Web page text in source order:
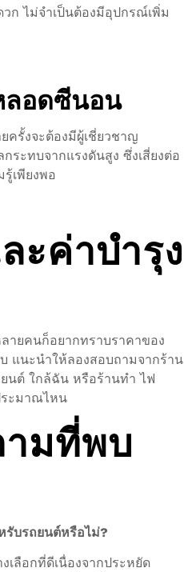
ก ไม่จำเป็นต้องมีอุปกรณ์เพิ่ม
ลอดซีนอน
ครั้งจะต้องมีผู้เชี่ยวชาญ
ระทบจากแรงดันสูง ซึ่งเสี่ยงต่อ
เพียงพอ
ะค่าบำรุง
ายคนก็อยากทราบราคาของ
บ แนะนำให้ลองสอบถามจากร้าน
นต์ ใกล้ฉัน หรือร้านทํา ไฟ
ระมาณไหน
ามที่พบ
รับรถยนต์หรือไม่?
เลือกที่ดีเนื่องจากประหยัด